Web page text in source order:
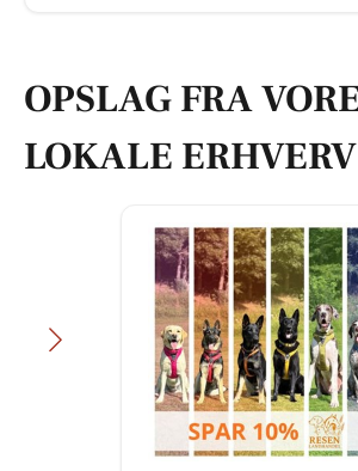
OPSLAG FRA
LOKALE ERHVERV